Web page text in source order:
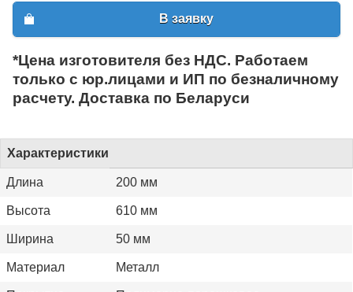
В заявку
*Цена изготовителя без НДС. Работаем
только с юр.лицами и ИП по безналичному
расчету. Доставка по Беларуси
Характеристики
Длина 200 мм
Высота 610 мм
Ширина 50 мм
Материал Металл